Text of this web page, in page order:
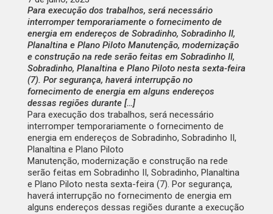
Para execução dos trabalhos, será necessário
interromper temporariamente o fornecimento de
energia em endereços de Sobradinho, Sobradinho II,
Planaltina e Plano Piloto Manutenção, modernização
e construção na rede serão feitas em Sobradinho II,
Sobradinho, Planaltina e Plano Piloto nesta sexta-feira
(7). Por segurança, haverá interrupção no
fornecimento de energia em alguns endereços
dessas regiões durante […]
Para execução dos trabalhos, será necessário
interromper temporariamente o fornecimento de
energia em endereços de Sobradinho, Sobradinho II,
Planaltina e Plano Piloto
Manutenção, modernização e construção na rede
serão feitas em Sobradinho II, Sobradinho, Planaltina
e Plano Piloto nesta sexta-feira (7). Por segurança,
haverá interrupção no fornecimento de energia em
alguns endereços dessas regiões durante a execução